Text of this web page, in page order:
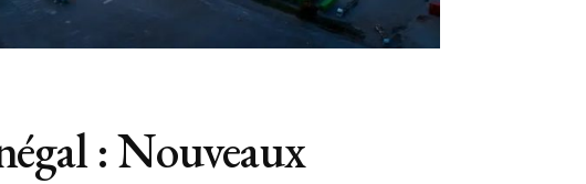
: Nouveaux